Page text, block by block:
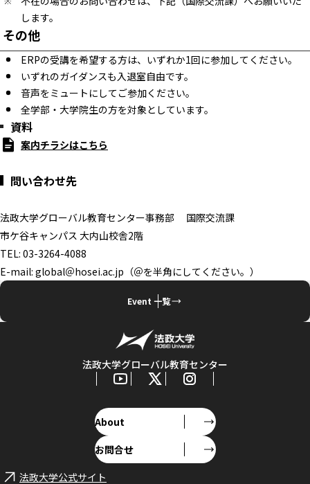
します。
その他
ERPの受講を希望する方は、いずれか1回に参加してください。
いずれのガイダンスも入退室自由です。
音声をミュートにしてご参加ください。
全学部・大学院生の方を対象としています。
資料
案内チラシはこちら
問い合わせ先
法政大学グローバル教育センター事務部 国際交流課
市ケ谷キャンパス 大内山校舎2階
TEL: 03-3264-4088
E-mail: global＠hosei.ac.jp（＠を半角にしてください。）
Event 一覧
法政大学グローバル教育センター
About
お問合せ
法政大学公式サイト